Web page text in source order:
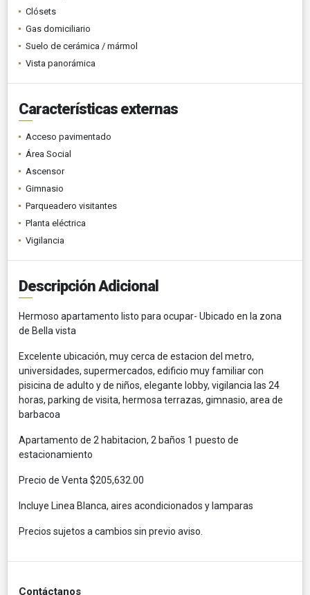
Clósets
Gas domiciliario
Suelo de cerámica / mármol
Vista panorámica
Características externas
Acceso pavimentado
Área Social
Ascensor
Gimnasio
Parqueadero visitantes
Planta eléctrica
Vigilancia
Descripción Adicional
Hermoso apartamento listo para ocupar- Ubicado en la zona
de Bella vista
Excelente ubicación, muy cerca de estacion del metro,
universidades, supermercados, edificio muy familiar con
pisicina de adulto y de niños, elegante lobby, vigilancia las 24
horas, parking de visita, hermosa terrazas, gimnasio, area de
barbacoa
Apartamento de 2 habitacion, 2 baños 1 puesto de
estacionamiento
Precio de Venta $205,632.00
Incluye Linea Blanca, aires acondicionados y lamparas
Precios sujetos a cambios sin previo aviso.
Contáctanos